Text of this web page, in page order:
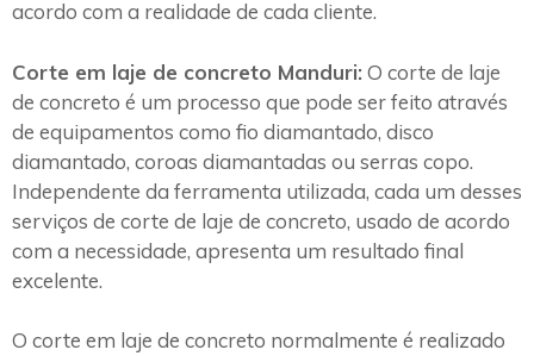
acordo com a realidade de cada cliente.
Corte em laje de concreto Manduri: O corte de laje
de concreto é um processo que pode ser feito através
de equipamentos como fio diamantado, disco
diamantado, coroas diamantadas ou serras copo.
Independente da ferramenta utilizada, cada um desses
serviços de corte de laje de concreto, usado de acordo
com a necessidade, apresenta um resultado final
excelente.
O corte em laje de concreto normalmente é realizado